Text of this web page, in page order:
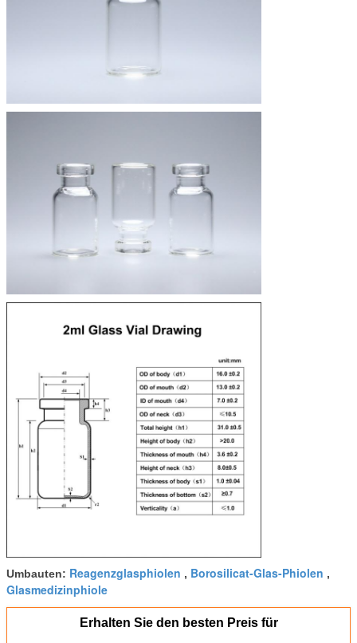
Umbauten: Reagenzglasphiolen , Borosilicat-Glas-Phiolen ,
Glasmedizinphiole
Erhalten Sie den besten Preis für